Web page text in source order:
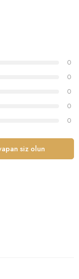
0
0
0
0
0
siz olun